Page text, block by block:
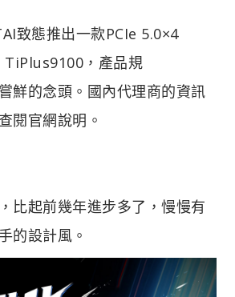
致態推出一款PCIe 5.0×4
TiPlus9100，產品規
鮮的念頭。國內代理商的資訊
閱官網說明。
比起前幾年進步多了，慢慢有
的設計風。